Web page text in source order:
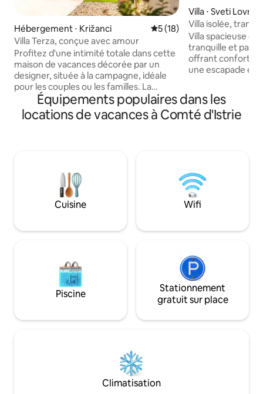
Hébergement ⋅ Križanci Évaluation moyenne sur la
5 (18)
Villa Terza, conçue avec amour
Profitez d'une intimité totale dans cette
maison de vacances décorée par un
designer, située à la campagne, idéale
pour les couples ou les familles. La
maison fait 109 m2 sur un terrain de
750 m2. La maison dispose de deux
chambres confortables avec une salle
2 kilomètres (1,2 mile) de toutes les
commodités. Elle est située dans le
centre de l'Istrie, ce qui en fait un
excellent pied-à-terre pour explorer
couvert pour 2 voitures.
Villa ⋅ Sveti Lovreč
Villa isolée,
familles et aux
Villa spacieuse et
tranquille et
offrant confort et
une escapade et
calme, la villa
endroit
une verdure apaisante. En
durée de séjour
nous vous
demande pour
Équipements populaires dans les
locations de vacances à Comté d'Istrie
Cuisine Wifi
Piscine
Stationnement
gratuit sur place
Climatisation